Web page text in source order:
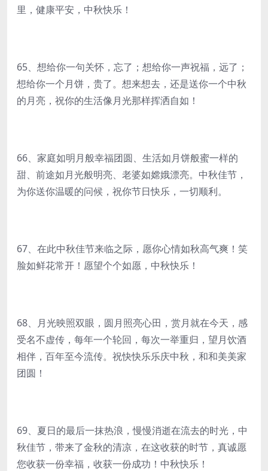
里，健康平安，中秋快乐！
65、想给你一句关怀，忘了；想给你一声祝福，远了；
想给你一个月饼，贵了。想来想去，还是送你一个中秋
的月亮，祝你的生活像月光那样挥洒自如！
66、家庭如明月般幸福团圆、生活如月饼般蜜一样的
甜、前途如月光般明亮、老婆如嫦娥漂亮。中秋佳节，
为你送你温暖的问候，祝你节日快乐，一切顺利。
67、在此中秋佳节来临之际，愿你心情如秋高气爽！笑
脸如鲜花常开！愿望个个如愿，中秋快乐！
68、月光映照双眼，圆月照亮心田，赏月就在今天，感
受名不虚传，每年一个轮回，每次一举重归，望月饮酒
相伴，百年至今流传。祝快快乐乐庆中秋，和和美美家
团圆！
69、夏日的最后一抹热浪，慢慢消逝在流去的时光，中
秋佳节，带来了金秋的清凉，在这收获的时节，真诚愿
您收获一份幸福，收获一份成功！中秋快乐！